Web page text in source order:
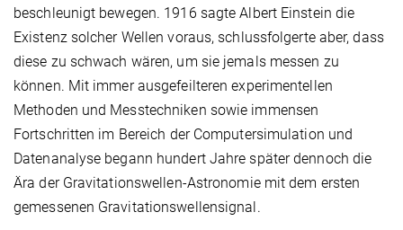
beschleunigt bewegen. 1916 sagte Albert Einstein die
Existenz solcher Wellen voraus, schlussfolgerte aber, dass
diese zu schwach wären, um sie jemals messen zu
können. Mit immer ausgefeilteren experimentellen
Methoden und Messtechniken sowie immensen
Fortschritten im Bereich der Computersimulation und
Datenanalyse begann hundert Jahre später dennoch die
Ära der Gravitationswellen-Astronomie mit dem ersten
gemessenen Gravitationswellensignal.